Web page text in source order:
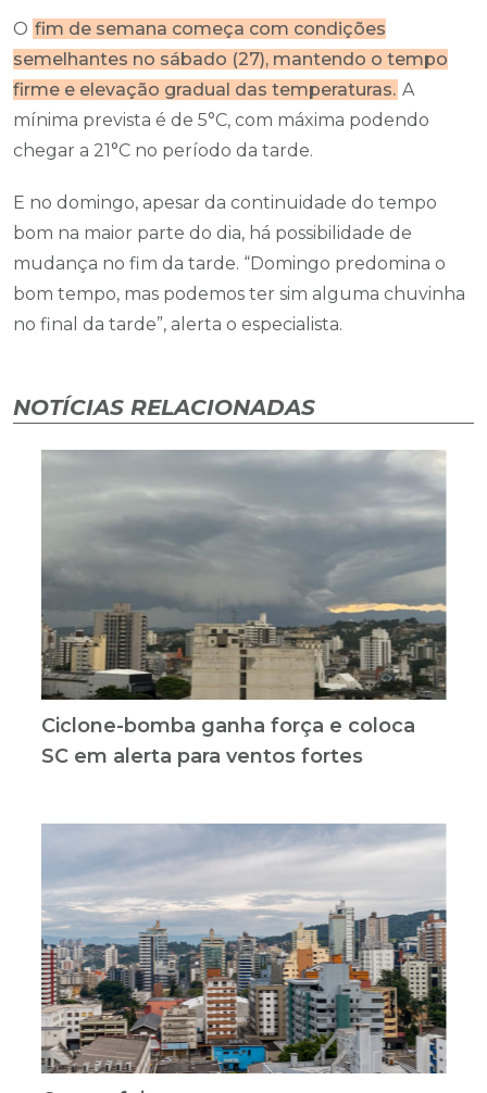
O fim de semana começa com condições
semelhantes no sábado (27), mantendo o tempo
firme e elevação gradual das temperaturas. A
mínima prevista é de 5°C, com máxima podendo
chegar a 21°C no período da tarde.
E no domingo, apesar da continuidade do tempo
bom na maior parte do dia, há possibilidade de
mudança no fim da tarde. “Domingo predomina o
bom tempo, mas podemos ter sim alguma chuvinha
no final da tarde”, alerta o especialista.
NOTÍCIAS RELACIONADAS
Ciclone-bomba ganha força e coloca
SC em alerta para ventos fortes